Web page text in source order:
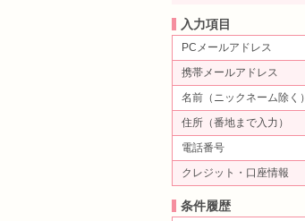
入力項目
PCメールアドレス
携帯メールアドレス
名前（ニックネーム除く）
住所（番地まで入力）
電話番号
クレジット・口座情報
条件履歴